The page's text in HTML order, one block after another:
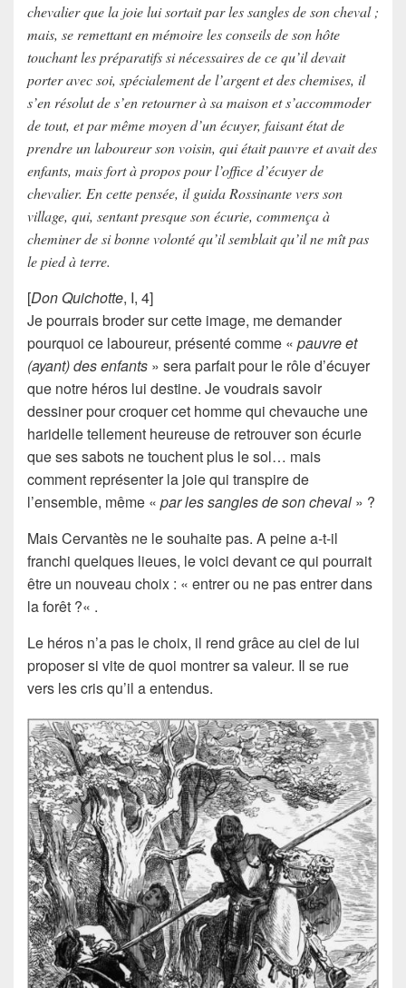
chevalier que la joie lui sortait par les sangles de son cheval ;
mais, se remettant en mémoire les conseils de son hôte
touchant les préparatifs si nécessaires de ce qu’il devait
porter avec soi, spécialement de l’argent et des chemises, il
s’en résolut de s’en retourner à sa maison et s’accommoder
de tout, et par même moyen d’un écuyer, faisant état de
prendre un laboureur son voisin, qui était pauvre et avait des
enfants, mais fort à propos pour l’office d’écuyer de
chevalier. En cette pensée, il guida Rossinante vers son
village, qui, sentant presque son écurie, commença à
cheminer de si bonne volonté qu’il semblait qu’il ne mît pas
le pied à terre.
[Don Quichotte, I, 4]
Je pourrais broder sur cette image, me demander
pourquoi ce laboureur, présenté comme « pauvre et
(ayant) des enfants » sera parfait pour le rôle d’écuyer
que notre héros lui destine. Je voudrais savoir
dessiner pour croquer cet homme qui chevauche une
haridelle tellement heureuse de retrouver son écurie
que ses sabots ne touchent plus le sol… mais
comment représenter la joie qui transpire de
l’ensemble, même « par les sangles de son cheval » ?
Mais Cervantès ne le souhaite pas. A peine a-t-il
franchi quelques lieues, le voici devant ce qui pourrait
être un nouveau choix : « entrer ou ne pas entrer dans
la forêt ?« .
Le héros n’a pas le choix, il rend grâce au ciel de lui
proposer si vite de quoi montrer sa valeur. Il se rue
vers les cris qu’il a entendus.